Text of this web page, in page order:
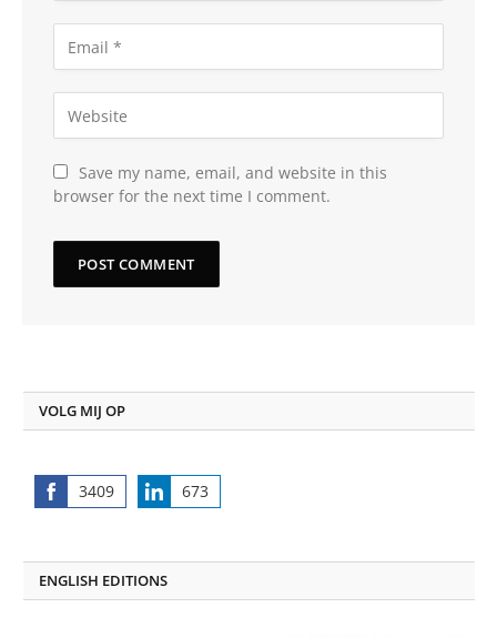
Save my name, email, and website in this
browser for the next time I comment.
VOLG MIJ OP
3409
Share
673
Share
ENGLISH EDITIONS